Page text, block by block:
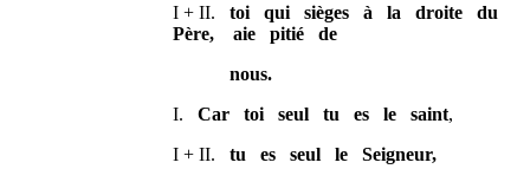
I + II.toi qui sièges à la droite du
Père, aie pitié de
nous.
I.Car toi seul tu es le saint,
I + II.tu es seul le Seigneur,